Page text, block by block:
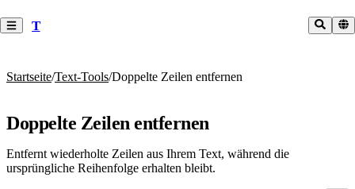
T
Startseite/Text-Tools/Doppelte Zeilen entfernen
Doppelte Zeilen entfernen
Entfernt wiederholte Zeilen aus Ihrem Text, während die
ursprüngliche Reihenfolge erhalten bleibt.